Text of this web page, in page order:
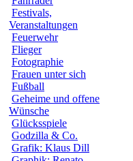
Festivals,
Veranstaltungen
Feuerwehr
Flieger
Fotographie
Frauen unter sich
Fußball
Geheime und offene
Wünsche
Glücksspiele
Godzilla & Co.
Grafik: Klaus Dill